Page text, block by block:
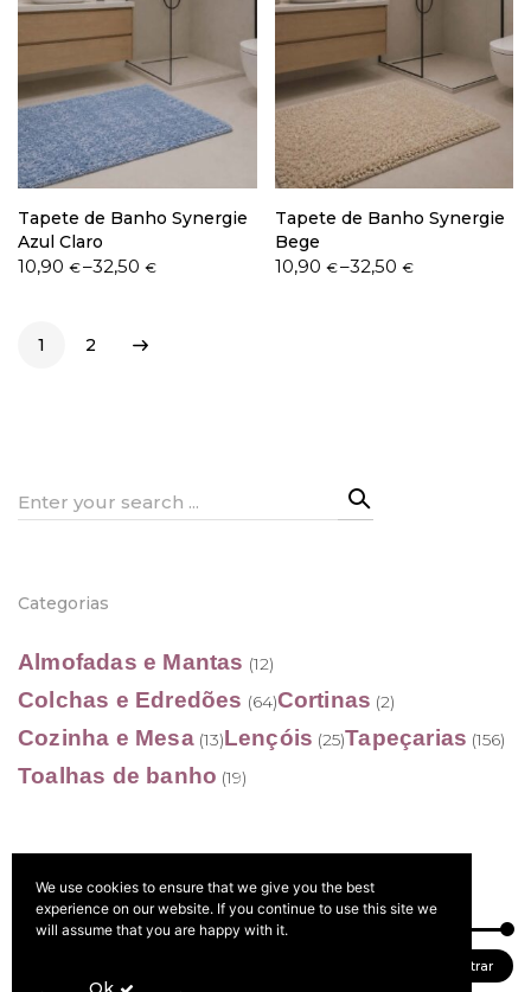
Tapete de Banho Synergie
Azul Claro
10,90 €–32,50€
Price
through
Tapete de Banho Synergie
Bege
10,90 €–32,50 €
Price
1 2
Search
Categorias
Almofadas e Mantas (12)
Colchas e Edredões (64)Cortinas (2)
Cozinha e Mesa (13)Lençóis (25)Tapeçarias (156)
Toalhas de banho (19)
Filtrar por preço
Filtrar
We use cookies to ensure that we give you the best
experience on our website. If you continue to use this site we
will assume that you are happy with it.